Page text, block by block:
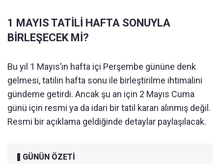
1 MAYIS TATİLİ HAFTA SONUYLA
BİRLEŞECEK Mİ?
Bu yıl 1 Mayıs’ın hafta içi Perşembe gününe denk
gelmesi, tatilin hafta sonu ile birleştirilme ihtimalini
gündeme getirdi. Ancak şu an için 2 Mayıs Cuma
günü için resmi ya da idari bir tatil kararı alınmış değil.
Resmi bir açıklama geldiğinde detaylar paylaşılacak.
GÜNÜN ÖZETİ